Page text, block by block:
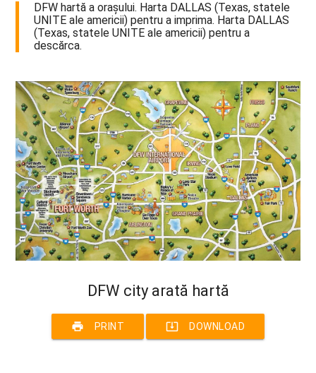
DFW hartă a orașului. Harta DALLAS (Texas, statele
UNITE ale americii) pentru a imprima. Harta DALLAS
(Texas, statele UNITE ale americii) pentru a
descărca.
DFW city arată hartă
print PRINT system_update_alt DOWNLOAD